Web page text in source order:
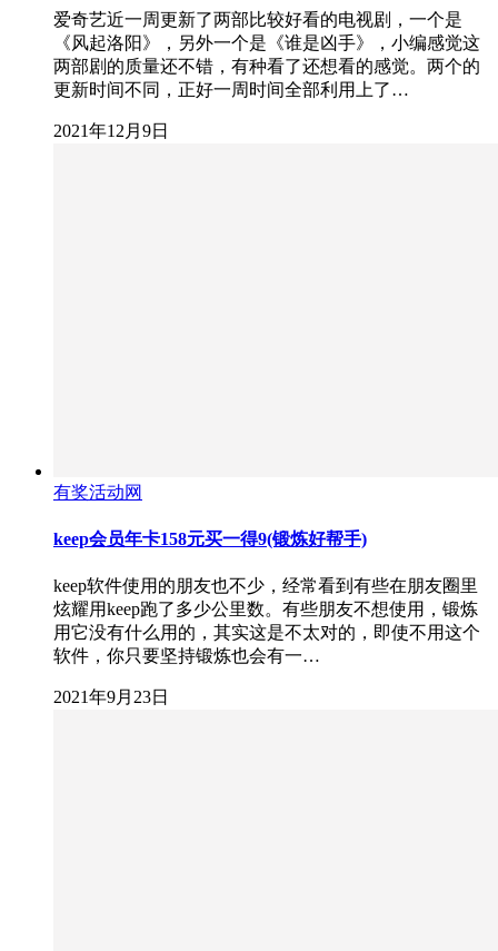
爱奇艺近一周更新了两部比较好看的电视剧，一个是
《风起洛阳》，另外一个是《谁是凶手》，小编感觉这
两部剧的质量还不错，有种看了还想看的感觉。两个的
更新时间不同，正好一周时间全部利用上了…
2021年12月9日
有奖活动网
keep会员年卡158元买一得9(锻炼好帮手)
keep软件使用的朋友也不少，经常看到有些在朋友圈里
炫耀用keep跑了多少公里数。有些朋友不想使用，锻炼
用它没有什么用的，其实这是不太对的，即使不用这个
软件，你只要坚持锻炼也会有一…
2021年9月23日